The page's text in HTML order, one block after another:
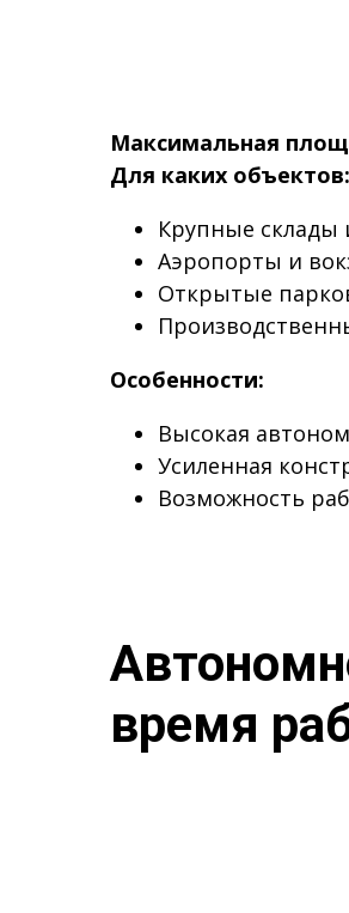
Максимальная
Для каких объектов:
Крупные склады
Аэропорты и
Открытые
Особенности:
Высокая
Усиленная
Возможность
время